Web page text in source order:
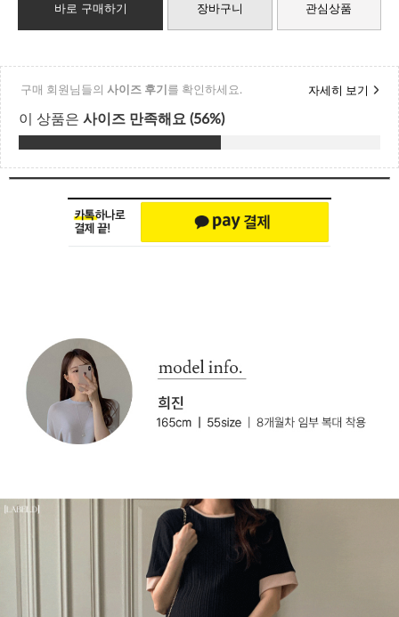
바로 구매하기 장바구니 관심상품